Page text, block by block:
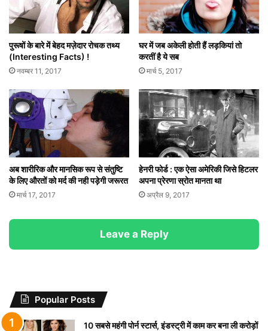
पुरूषों के बारे में बेहद मज़ेदार रोचक तथ्य
(Interesting Facts) !
नवम्बर 11, 2017
घर में जब अकेली होती हैं लड़कियां तो
करतीं है ये सब
मार्च 5, 2017
अब शारीरिक और मानसिक रूप से संतुष्टि
के लिए औरतों को मर्द की नही पड़ेगी जरूरत
मार्च 17, 2017
हेनरी फोर्ड : एक ऐसा अमेरिकी जिसे हिटलर
अपना प्रेरणा स्रोत मानता था
अप्रैल 9, 2017
Leave a Reply
Popular Posts
10 सबसे महंगी पोर्न स्टार्स, इंडस्ट्री में काम कर बना ली करोड़ों